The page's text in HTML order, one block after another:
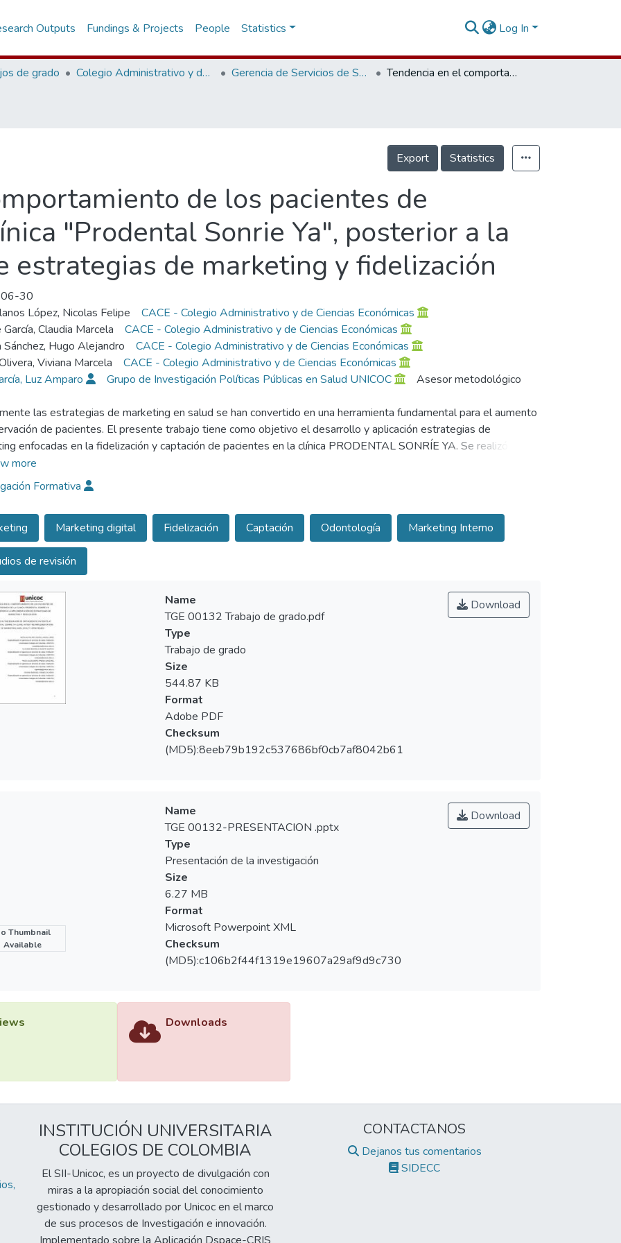
Outputs Fundings & Projects People Statistics Log In
de grado Colegio Administrativo y de Ciencias Económicas Gerencia de Servicios de Salud Tendencia en el comportamiento de los pacientes de ortodoncia de la clínica "Prodental Sonrie Ya", posterior a la implementación de estrategias de marketing y fidelización
Export Statistics
de los pacientes de
"Prodental Sonrie Ya", posterior a la
estrategias de marketing y fidelización
30
López, Nicolas Felipe
CACE - Colegio Administrativo y de Ciencias Económicas
Claudia Marcela
CACE - Colegio Administrativo y de Ciencias Económicas
Sánchez, Hugo Alejandro
CACE - Colegio Administrativo y de Ciencias Económicas
Viviana Marcela
CACE - Colegio Administrativo y de Ciencias Económicas
Luz Amparo
Grupo de Investigación Políticas Públicas en Salud UNICOC Asesor metodológico
las estrategias de marketing en salud se han convertido en una herramienta fundamental para el aumento
de pacientes. El presente trabajo tiene como objetivo el desarrollo y aplicación estrategias de
enfocadas en la fidelización y captación de pacientes en la clínica PRODENTAL SONRÍE YA. Se realizó una
descriptiva sobre las diferentes estrategias de marketing existentes y sus factores, posteriormente se
y aplican tres estrategias basadas en marketing digital, marketing interno y marketing mix. Finalmente se
muestra por conveniencia de 55 pacientes activos de la clínica, que cumplieran con los criterios de inclusión y
una encuesta de opinión. En los resultados se evidencia que mediante la aplicación de estrategias de
generó una captación de 31 pacientes nuevos en 3 meses siendo la calidad y los precios de la prestación del
los factores principales para la fidelización de los pacientes. Se concluyó que las estrategias aplicadas son
y se determinaron posibles correcciones basadas en las condiciones de la clínica.
more
Formativa
Marketing digital Fidelización Captación Odontología Marketing Interno
de revisión
Download
Name
TGE 00132 Trabajo de grado.pdf
Type
Trabajo de grado
Size
544.87 KB
Format
Adobe PDF
Checksum
(MD5):8eeb79b192c537686bf0cb7af8042b61
Thumbnail
Available
Download
Name
TGE 00132-PRESENTACION .pptx
Type
Presentación de la investigación
Size
6.27 MB
Format
Microsoft Powerpoint XML
Checksum
(MD5):c106b2f44f1319e19607a29af9d9c730
Downloads
INSTITUCIÓN UNIVERSITARIA
COLEGIOS DE COLOMBIA
El SII-Unicoc, es un proyecto de divulgación con
miras a la apropiación social del conocimiento
gestionado y desarrollado por Unicoc en el marco
de sus procesos de Investigación e innovación.
CONTACTANOS
Dejanos tus comentarios
SIDECC